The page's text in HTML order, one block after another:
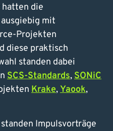
hatten die
mit
Projekten
diese praktisch
standen dabei
SCS-Standards,SONiC
Krake,Yaook,
Impulsvorträge